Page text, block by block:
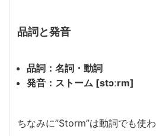
品詞と発音
品詞：名詞・動詞
発音：ストーム [stɔːrm]
ちなみに”Storm”は動詞でも使